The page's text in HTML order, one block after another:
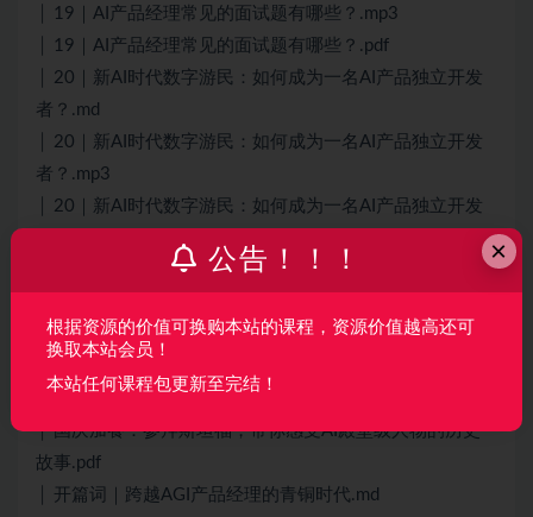
│ 19｜AI产品经理常见的面试题有哪些？.mp3
│ 19｜AI产品经理常见的面试题有哪些？.pdf
│ 20｜新AI时代数字游民：如何成为一名AI产品独立开发
者？.md
│ 20｜新AI时代数字游民：如何成为一名AI产品独立开发
者？.mp3
│ 20｜新AI时代数字游民：如何成为一名AI产品独立开发
│ 21｜畅想：五年后的AI产品长什么样？.md
│ 21｜畅想：五年后的AI产品长什么样？.pdf
│ 国庆加餐：参拜斯坦福，带你感受AI殿堂级人物的历史
故事.pdf
│ 开篇词｜跨越AGI产品经理的青铜时代.md
×
公告！！！
根据资源的价值可换购本站的课程，资源价值越高还可
换取本站会员！
本站任何课程包更新至完结！